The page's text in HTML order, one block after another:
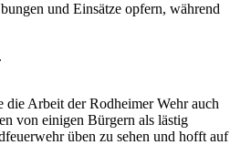
und Einsätze opfern, während
die Arbeit der Rodheimer Wehr auch
von einigen Bürgern als lästig
üben zu sehen und hofft auf